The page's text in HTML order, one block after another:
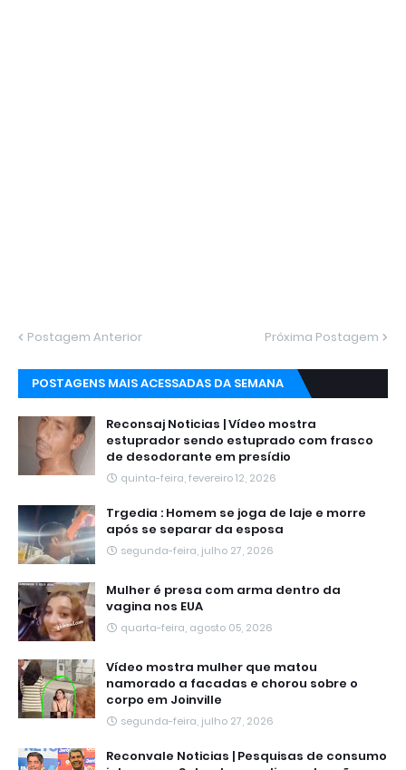
Postagem Anterior Próxima Postagem
POSTAGENS MAIS ACESSADAS DA SEMANA
Reconsaj Noticias | Vídeo mostra
estuprador sendo estuprado com frasco
de desodorante em presídio
quinta-feira, fevereiro 12, 2026
Trgedia : Homem se joga de laje e morre
após se separar da esposa
segunda-feira, julho 27, 2026
Mulher é presa com arma dentro da
vagina nos EUA
quarta-feira, agosto 05, 2026
Vídeo mostra mulher que matou
namorado a facadas e chorou sobre o
corpo em Joinville
segunda-feira, julho 27, 2026
Reconvale Noticias | Pesquisas de consumo